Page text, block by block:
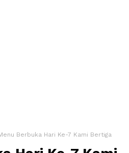
Berbuka Hari Ke-7 Kami Bertiga